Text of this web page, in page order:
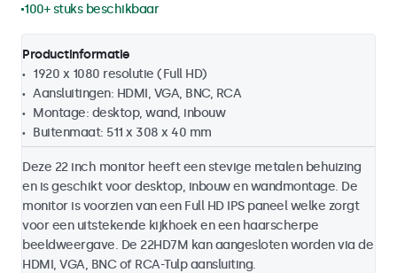
100+ stuks beschikbaar
Productinformatie
1920 x 1080 resolutie (Full HD)
Aansluitingen: HDMI, VGA, BNC, RCA
Montage: desktop, wand, inbouw
Buitenmaat: 511 x 308 x 40 mm
Deze 22 inch monitor heeft een stevige metalen behuizing
en is geschikt voor desktop, inbouw en wandmontage. De
monitor is voorzien van een Full HD IPS paneel welke zorgt
voor een uitstekende kijkhoek en een haarscherpe
beeldweergave. De 22HD7M kan aangesloten worden via de
HDMI, VGA, BNC of RCA-Tulp aansluiting.